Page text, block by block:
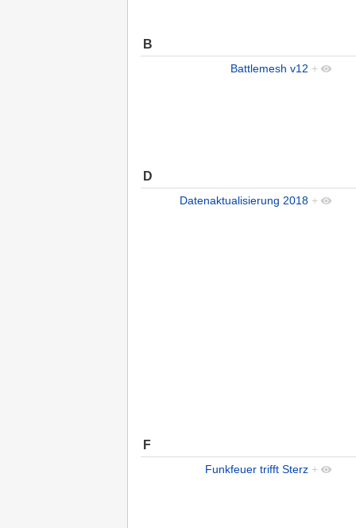
B
Battlemesh v12 +
D
Datenaktualisierung 2018 +
F
Funkfeuer trifft Sterz +